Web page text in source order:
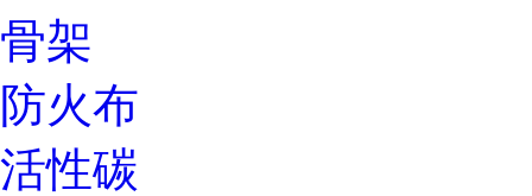
骨架
防火布
活性碳